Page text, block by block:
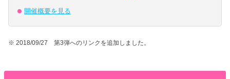
開催概要を見る
※ 2018/09/27 第3弾へのリンクを追加しました。